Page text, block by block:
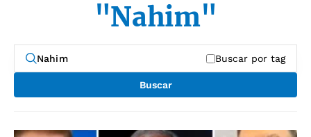
"Nahim"
Buscar por tag
Buscar